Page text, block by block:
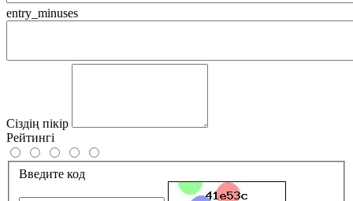
entry_minuses
Сіздің пікір
Рейтингі
Введите код